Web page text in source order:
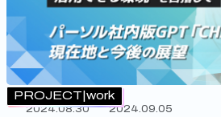
PROJECT work
2024.08.30 2024.09.05